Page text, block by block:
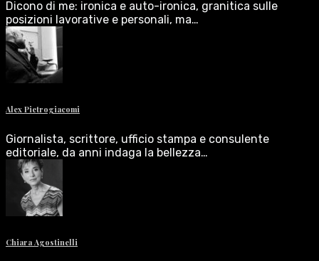
Dicono di me: ironica e auto-ironica, granitica sulle
posizioni lavorative e personali, ma…
Alex Pietrogiacomi
Giornalista, scrittore, ufficio stampa e consulente
editoriale, da anni indaga la bellezza…
Chiara Agostinelli